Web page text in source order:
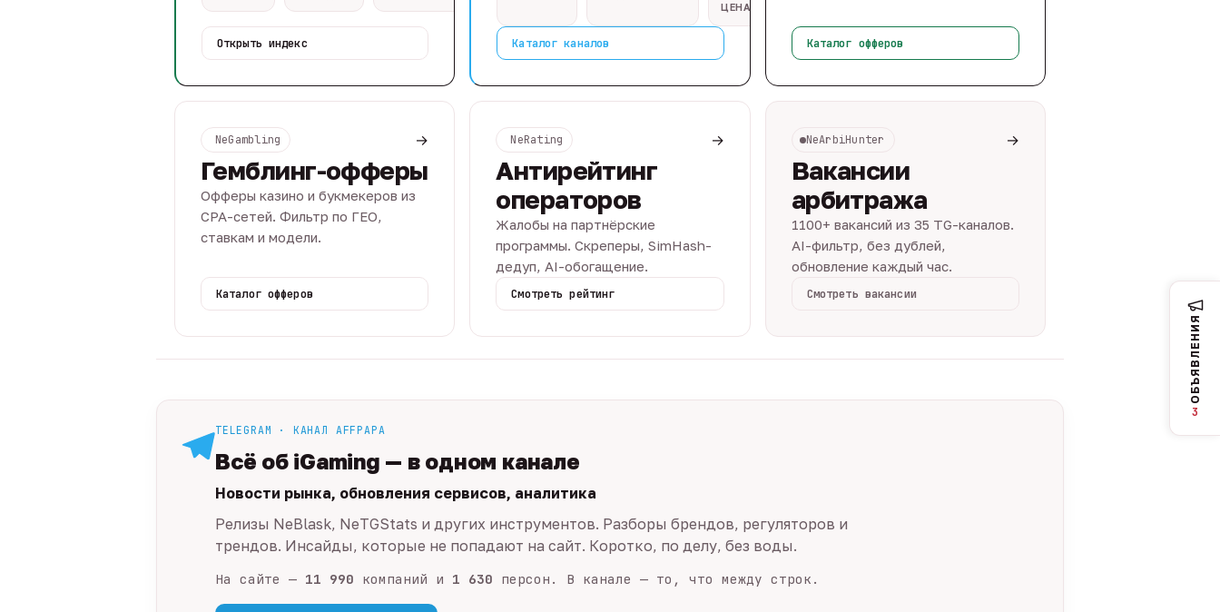
Открыть индекс
ЦЕНАМИ
Каталог каналов Каталог офферов
NeGambling →
Гемблинг-офферы
Офферы казино и букмекеров из
CPA-сетей. Фильтр по ГЕО,
ставкам и модели.
Каталог офферов
NeRating →
Антирейтинг
операторов
Жалобы на партнёрские
программы. Скреперы, SimHash-
дедуп, AI-обогащение.
Смотреть рейтинг
NeArbiHunter →
Вакансии
арбитража
1100+ вакансий из 35 TG-каналов.
AI-фильтр, без дублей,
обновление каждый час.
Смотреть вакансии
TELEGRAM · КАНАЛ AFFPAPA
Всё об iGaming — в одном канале
Новости рынка, обновления сервисов, аналитика
Релизы NeBlask, NeTGStats и других инструментов. Разборы брендов, регуляторов и
трендов. Инсайды, которые не попадают на сайт. Коротко, по делу, без воды.
На сайте — 11 990 компаний и 1 630 персон. В канале — то, что между строк.
ОБЪЯВЛЕНИЯ
3